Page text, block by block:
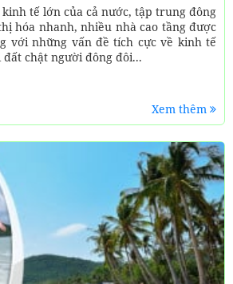
tế lớn của cả nước, tập trung đông
hóa nhanh, nhiều nhà cao tầng được
với những vấn đề tích cực về kinh tế
chật người đông đôi...
Xem thêm